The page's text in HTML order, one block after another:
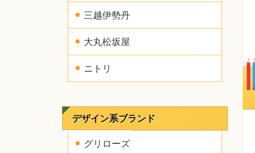
三越伊勢丹
大丸松坂屋
ニトリ
デザイン系ブランド
グリローズ